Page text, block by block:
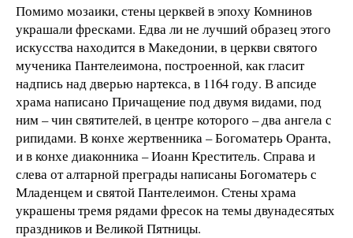
Помимо мозаики, стены церквей в эпоху Комнинов
украшали фресками. Едва ли не лучший образец этого
искусства находится в Македонии, в церкви святого
мученика Пантелеимона, построенной, как гласит
надпись над дверью нартекса, в 1164 году. В апсиде
храма написано Причащение под двумя видами, под
ним – чин святителей, в центре которого – два ангела с
рипидами. В конхе жертвенника – Богоматерь Оранта,
и в конхе диаконника – Иоанн Креститель. Справа и
слева от алтарной преграды написаны Богоматерь с
Младенцем и святой Пантелеимон. Стены храма
украшены тремя рядами фресок на темы двунадесятых
праздников и Великой Пятницы.